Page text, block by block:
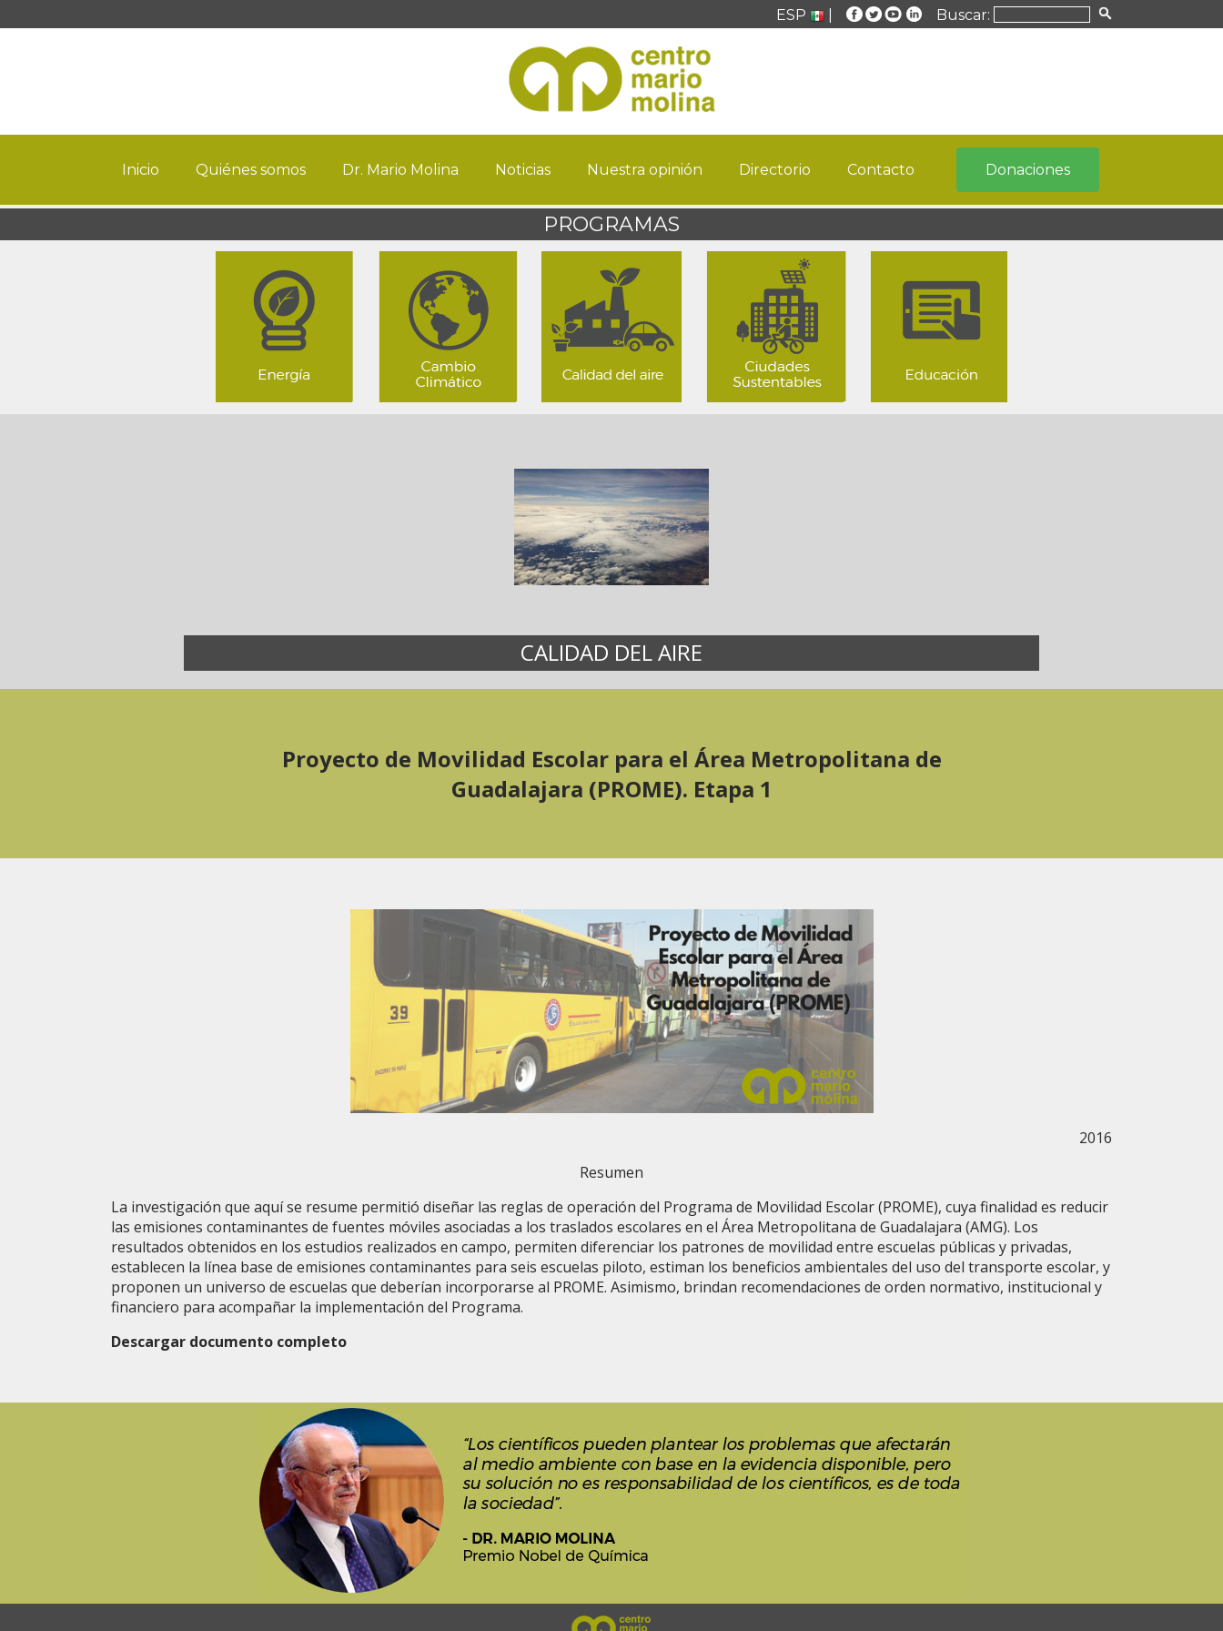
ESP Buscar:
Inicio Quiénes somos Dr. Mario Molina Noticias Nuestra opinión Directorio Contacto Donaciones
PROGRAMAS
CALIDAD DEL AIRE
Proyecto de Movilidad Escolar para el Área Metropolitana de
Guadalajara (PROME). Etapa 1
2016
Resumen
La investigación que aquí se resume permitió diseñar las reglas de operación del Programa de Movilidad Escolar (PROME), cuya finalidad es reducir
las emisiones contaminantes de fuentes móviles asociadas a los traslados escolares en el Área Metropolitana de Guadalajara (AMG). Los
resultados obtenidos en los estudios realizados en campo, permiten diferenciar los patrones de movilidad entre escuelas públicas y privadas,
establecen la línea base de emisiones contaminantes para seis escuelas piloto, estiman los beneficios ambientales del uso del transporte escolar, y
proponen un universo de escuelas que deberían incorporarse al PROME. Asimismo, brindan recomendaciones de orden normativo, institucional y
financiero para acompañar la implementación del Programa.
Descargar documento completo